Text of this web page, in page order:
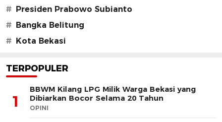
# Presiden Prabowo Subianto
# Bangka Belitung
# Kota Bekasi
TERPOPULER
1
BBWM Kilang LPG Milik Warga Bekasi yang
Dibiarkan Bocor Selama 20 Tahun
OPINI